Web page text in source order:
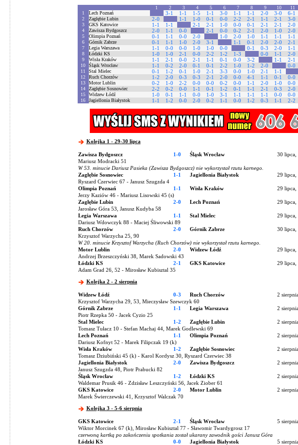
1 2 3 4 5 6 7 8 9 10 11
1
Lech Poznań 3-1 1-1 1-5 1-1 3-0 1-1 1-1 2-0 3-0 6-1
2 Zagłębie Lubin 2-0 1-1 1-0 0-1 0-0 2-2 2-1 1-1 2-1 3-0
3 GKS Katowice 1-1 1-1 2-1 2-1 1-0 0-0 0-1 2-1 2-1 2-0
4 Zawisza Bydgoszcz 2-0 1-1 0-0 2-1 0-0 0-2 2-1 2-0 1-0 2-0
5 Olimpia Poznań 0-1 1-1 0-0 2-0 1-0 2-0 1-0 1-1 1-1 1-1
6 Górnik Zabrze 0-1 1-1 1-0 2-0 3-1 1-1 0-1 2-0 2-0 2-1
7 Legia Warszawa 1-1 0-0 0-0 1-0 1-0 0-0 0-1 0-3 2-0 1-1
8 Łódzki KS 1-0 1-0 2-1 0-0 2-2 1-2 1-3 0-0 1-1 2-0
9 Wisła Kraków 1-1 2-1 0-0 2-1 1-1 0-1 0-0 3-2 1-1 2-1
10 Śląsk Wrocław 1-1 0-2 2-0 0-1 0-1 2-2 1-0 1-2 2-0 0-0
11 Stal Mielec 0-1 1-2 0-1 1-0 2-1 3-3 0-0 1-0 2-1 1-1
12 Ruch Chorzów 1-2 2-0 0-3 0-3 2-1 2-0 0-0 4-1 1-1 0-1 0-0
13 Motor Lublin 0-2 1-0 2-2 0-0 0-0 0-2 0-0 1-1 2-0 1-0 0-0
14 Zagłębie Sosnowiec 2-2 0-2 0-0 1-1 0-1 1-2 0-1 1-1 2-1 0-3 2-0
15 Widzew Łódź 1-0 0-1 1-1 0-0 1-0 3-1 1-1 1-1 1-1 0-0 0-0
16 Jagiellonia Białystok 1-1 1-2 0-0 2-0 0-2 1-1 0-0 1-2 0-3 1-1 2-2
Kolejka 1 - 29-30 lipca
Zawisza Bydgoszcz 1-0 Śląsk Wrocław 30 lipca,
Mariusz Modracki 51
W 53. minucie Dariusz Pasieka (Zawisza Bydgoszcz) nie wykorzystał rzutu karnego.
Zagłębie Sosnowiec
1-1 Jagiellonia Białystok 29 lipca,
Ryszard Czerwiec 67 - Janusz Szugzda 4
Olimpia Poznań
1-1 Wisła Kraków
29 lipca,
Jerzy Kaziów 46 - Mariusz Lisowski 45 (s)
Zagłębie Lubin
2-0 Lech Poznań 29 lipca,
Jarosław Góra 53, Janusz Kudyba 58
Legia Warszawa
1-1 Stal Mielec 29 lipca,
Dariusz Wdowczyk 88 - Maciej Śliwowski 89
Ruch Chorzów
2-0 Górnik Zabrze 30 lipca,
Krzysztof Warzycha 25, 90
W 20. minucie Krzysztof Warzycha (Ruch Chorzów) nie wykorzystał rzutu karnego.
Motor Lublin
2-0 Widzew Łódź 29 lipca,
Andrzej Brzeszczyński 38, Marek Sadowski 43
Łódzki KS
2-1 GKS Katowice
29 lipca,
Adam Grad 26, 52 - Mirosław Kubisztal 35
Kolejka 2 - 2 sierpnia
Widzew Łódź 0-3 Ruch Chorzów
2
Krzysztof Warzycha 29, 53, Mieczysław Szewczyk 60
Górnik Zabrze
1-1 Legia Warszawa 2
Piotr Rzepka 50 - Jacek Cyzio 25
Stal Mielec
1-2 Zagłębie Lubin
2
Tomasz Tułacz 10 - Stefan Machaj 44, Marek Godlewski 69
Lech Poznań
1-1 Olimpia Poznań
2
Dariusz Kofnyt 52 - Marek Filipczak 19 (k)
Wisła Kraków
1-2 Zagłębie Sosnowiec
2
Tomasz Dziubiński 45 (k) - Karol Kordysz 30, Ryszard Czerwiec 38
Jagiellonia Białystok
2-0 Zawisza Bydgoszcz 2
Janusz Szugzda 48, Piotr Prabucki 82
Śląsk Wrocław
1-2 Łódzki KS 2
Waldemar Prusik 46 - Zdzisław Leszczyński 56, Jacek Ziober 61
GKS Katowice
2-0 Motor Lublin
2
Marek Świerczewski 41, Krzysztof Walczak 70
Kolejka 3 - 5-6 sierpnia
GKS Katowice 2-1 Śląsk Wrocław
5
Wiktor Morcinek 67 (k), Mirosław Kubisztal 77 - Sławomir Twardygrosz 17
czerwoną kartką po zakończeniu spotkania został ukarany zawodnik gości Janusz Góra
Łódzki KS
0-0 Jagiellonia Białystok
5